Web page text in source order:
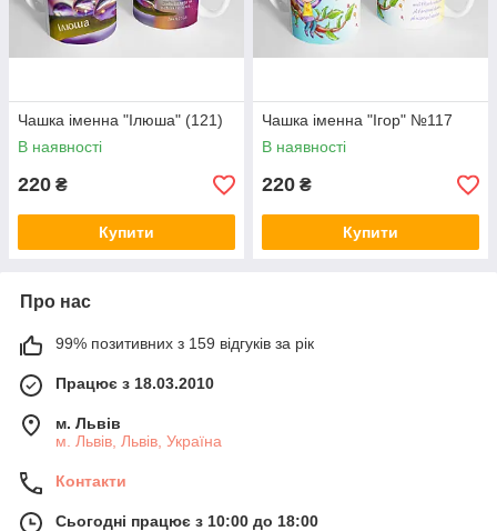
Чашка іменна "Ілюша" (121)
В наявності
220 ₴
Купити
Чашка іменна "Ігор" №117
В наявності
220 ₴
Купити
Про нас
99% позитивних з 159 відгуків за рік
Працює з 18.03.2010
м. Львів
м. Львів, Львів, Україна
Контакти
Сьогодні працює з 10:00 до 18:00